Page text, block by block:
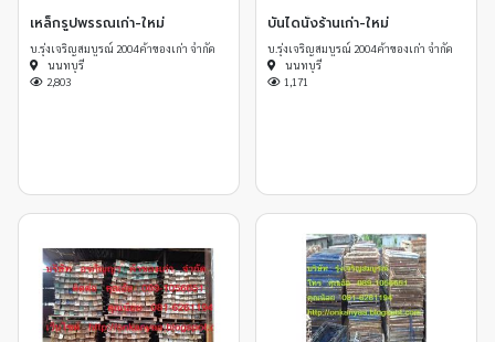
เหล็กรูปพรรณเก่า-ใหม่
บ.รุ่งเจริญสมบูรณ์ 2004 ค้าของเก่า จำกัด
นนทบุรี
2,803
บันไดนั่งร้านเก่า-ใหม่
บ.รุ่งเจริญสมบูรณ์ 2004 ค้าของเก่า จำกัด
นนทบุรี
1,171